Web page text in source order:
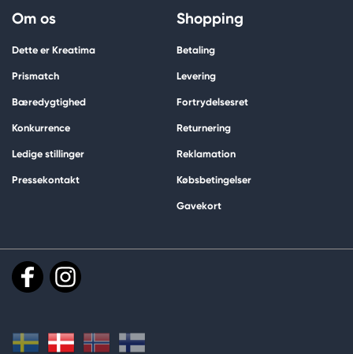
Om os
Dette er Kreatima
Prismatch
Bæredygtighed
Konkurrence
Ledige stillinger
Pressekontakt
Shopping
Betaling
Levering
Fortrydelsesret
Returnering
Reklamation
Købsbetingelser
Gavekort